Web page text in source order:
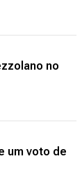
no
um voto de